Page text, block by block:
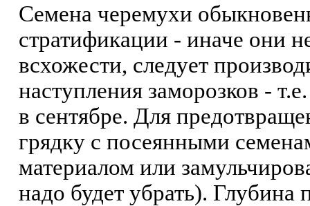
Семена черемухи
стратификации - иначе они
всхожести, следует
наступления заморозков -
в сентябре. Для
грядку с посеянными
материалом или
надо будет убрать).